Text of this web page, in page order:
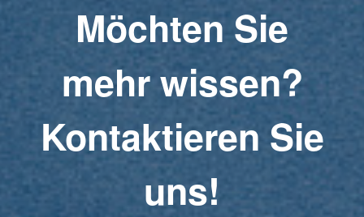
Möchten Sie
mehr wissen?
Kontaktieren Sie
uns!